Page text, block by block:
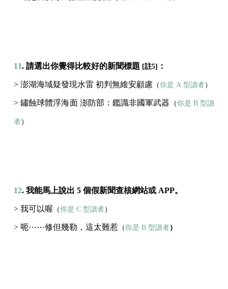
11. 請選出你覺得比較好的新聞標題 [註5] ：
> 澎湖海域疑發現水雷 初判無維安顧慮 （你是 A 型讀者）
> 鏽蝕球體浮海面 澎防部：鑑識非國軍武器 （你是 B 型讀
者）
12. 我能馬上說出 5 個假新聞查核網站或 APP。
> 我可以喔 （你是 C 型讀者）
> 呃⋯⋯修但幾勒，這太難惹 （你是 B 型讀者）